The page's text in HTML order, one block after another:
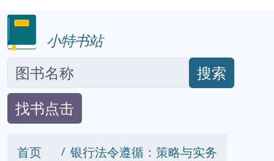
小特书站
搜索
找书点击
首页 银行法令遵循：策略与实务